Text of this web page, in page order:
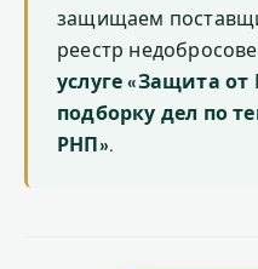
защищаем
реестр
услуге «Защита от
подборку дел по
РНП».